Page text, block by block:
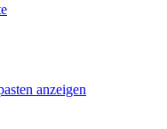
anzeigen